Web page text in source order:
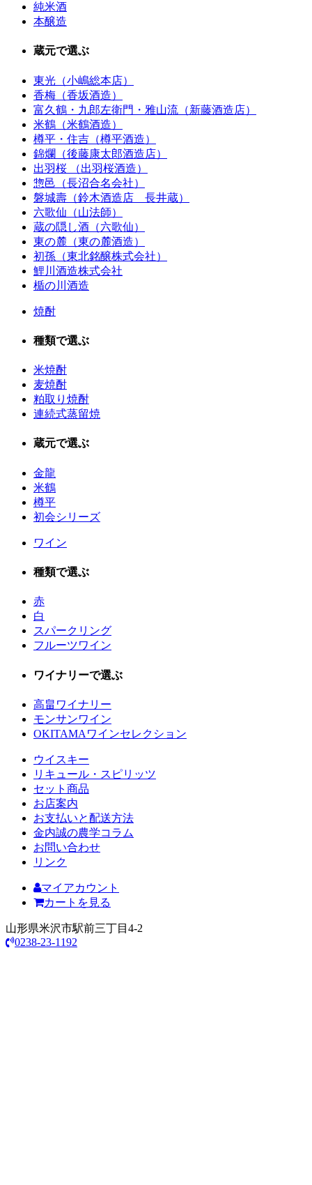
純米酒
本醸造
蔵元で選ぶ
東光（小嶋総本店）
香梅（香坂酒造）
富久鶴・九郎左衛門・雅山流（新藤酒造店）
米鶴（米鶴酒造）
樽平・住吉（樽平酒造）
錦爛（後藤康太郎酒造店）
出羽桜 （出羽桜酒造）
惣邑（長沼合名会社）
磐城壽（鈴木酒造店 長井蔵）
六歌仙（山法師）
蔵の隠し酒（六歌仙）
東の麓（東の麓酒造）
初孫（東北銘醸株式会社）
鯉川酒造株式会社
楯の川酒造
焼酎
種類で選ぶ
米焼酎
麦焼酎
粕取り焼酎
連続式蒸留焼
蔵元で選ぶ
金龍
米鶴
樽平
初会シリーズ
ワイン
種類で選ぶ
赤
白
スパークリング
フルーツワイン
ワイナリーで選ぶ
高畠ワイナリー
モンサンワイン
OKITAMAワインセレクション
ウイスキー
リキュール・スピリッツ
セット商品
お店案内
お支払いと配送方法
金内誠の農学コラム
お問い合わせ
リンク
マイアカウント
カートを見る
山形県米沢市駅前三丁目4-2
0238-23-1192